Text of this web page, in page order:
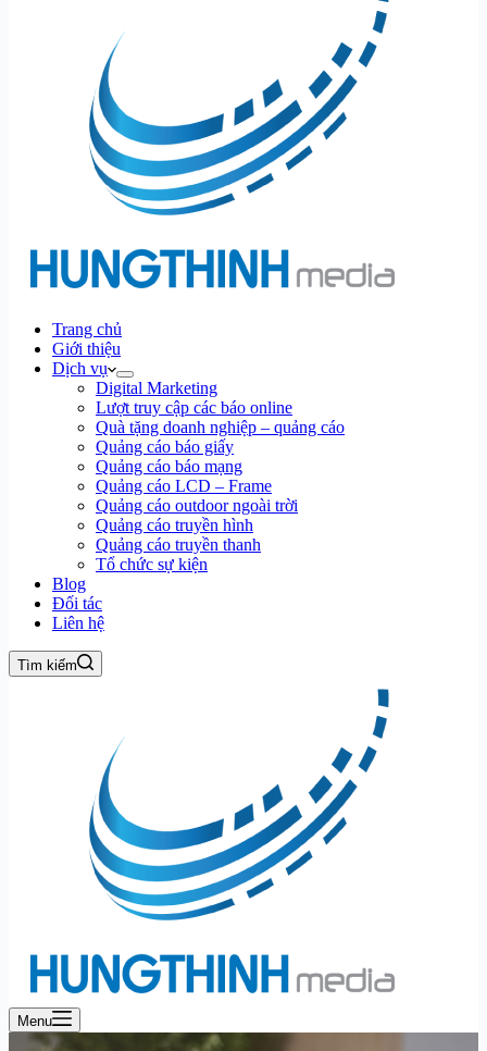
Trang chủ
Giới thiệu
Dịch vụ
Digital Marketing
Lượt truy cập các báo online
Quà tặng doanh nghiệp – quảng cáo
Quảng cáo báo giấy
Quảng cáo báo mạng
Quảng cáo LCD – Frame
Quảng cáo outdoor ngoài trời
Quảng cáo truyền hình
Quảng cáo truyền thanh
Tổ chức sự kiện
Blog
Đối tác
Liên hệ
Tìm kiếm
Menu